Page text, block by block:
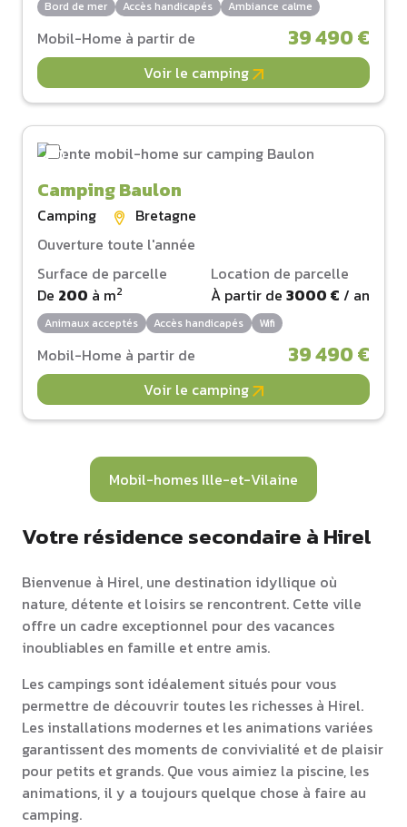
Bord de mer Accès handicapés Ambiance calme
Mobil-Home à partir de 39 490 €
Voir le camping
Camping Baulon
Camping
Bretagne
Ouverture toute l'année
Surface de parcelle
De 200 à m2
Location de parcelle
À partir de 3000 € / an
Animaux acceptés Accès handicapés Wifi
Mobil-Home à partir de 39 490 €
Voir le camping
Mobil-homes Ille-et-Vilaine
Votre résidence secondaire à Hirel
Bienvenue à Hirel, une destination idyllique où
nature, détente et loisirs se rencontrent. Cette ville
offre un cadre exceptionnel pour des vacances
inoubliables en famille et entre amis.
Les campings sont idéalement situés pour vous
permettre de découvrir toutes les richesses à Hirel.
Les installations modernes et les animations variées
garantissent des moments de convivialité et de plaisir
pour petits et grands. Que vous aimiez la piscine, les
animations, il y a toujours quelque chose à faire au
camping.